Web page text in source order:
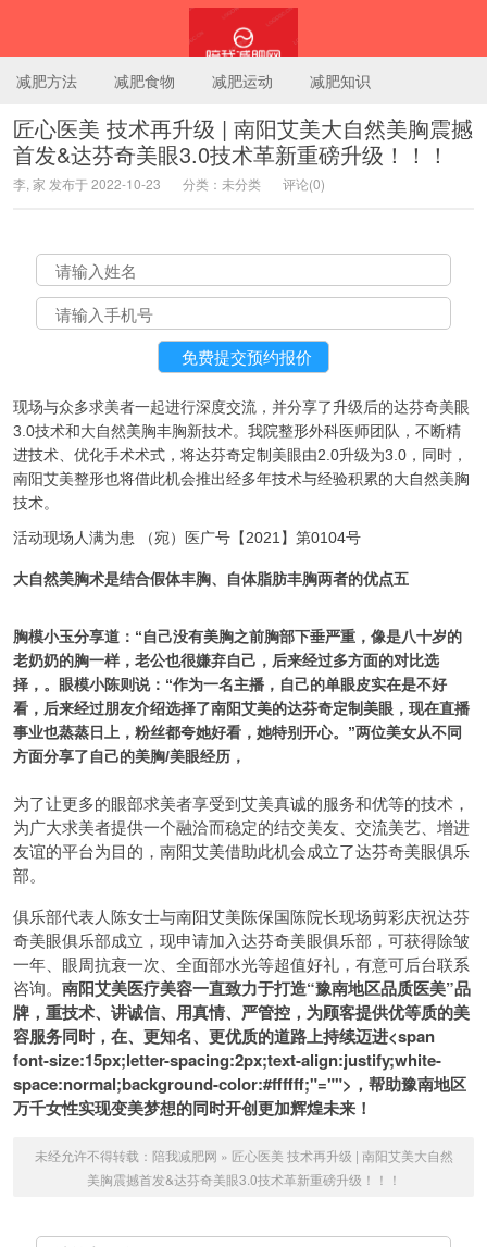
陪我减肥网
减肥方法 减肥食物 减肥运动 减肥知识
匠心医美 技术再升级 | 南阳艾美大自然美胸震撼
首发&达芬奇美眼3.0技术革新重磅升级！！！
李, 家 发布于 2022-10-23 分类：未分类 评论(0)
现场与众多求美者一起进行深度交流，并分享了升级后的达芬奇美眼
3.0技术和大自然美胸丰胸新技术。我院整形外科医师团队，不断精
进技术、优化手术术式，将达芬奇定制美眼由2.0升级为3.0，同时，
南阳艾美整形也将借此机会推出经多年技术与经验积累的大自然美胸
技术。
活动现场人满为患 （宛）医广号【2021】第0104号
大自然美胸术是结合假体丰胸、自体脂肪丰胸两者的优点五
胸模小玉分享道：“自己没有美胸之前胸部下垂严重，像是八十岁的
老奶奶的胸一样，老公也很嫌弃自己，后来经过多方面的对比选
择， 。眼模小陈则说：“作为一名主播，自己的单眼皮实在是不好
看，后来经过朋友介绍选择了南阳艾美的达芬奇定制美眼，现在直播
事业也蒸蒸日上，粉丝都夸她好看，她特别开心。”两位美女从不同
方面分享了自己的美胸/美眼经历，
为了让更多的眼部求美者享受到艾美真诚的服务和优等的技术，
为广大求美者提供一个融洽而稳定的结交美友、交流美艺、增进
友谊的平台为目的，南阳艾美借助此机会成立了达芬奇美眼俱乐
部。
俱乐部代表人陈女士与南阳艾美陈保国陈院长现场剪彩庆祝达芬
奇美眼俱乐部成立，现申请加入达芬奇美眼俱乐部，可获得除皱
一年、眼周抗衰一次、全面部水光等超值好礼，有意可后台联系
咨询。 南阳艾美医疗美容一直致力于打造“豫南地区品质医美”品
牌，重技术、讲诚信、用真情、严管控， 为顾客提供优等质的美
容服务同时，在、更知名、更优质的道路上持续迈进<span
font-size:15px;letter-spacing:2px;text-align:justify;white-
space:normal;background-color:#ffffff;"="">，帮助豫南地区
万千女性实现变美梦想的同时开创更加辉煌未来！
未经允许不得转载： 陪我减肥网 » 匠心医美 技术再升级 | 南阳艾美大自然
美胸震撼首发&达芬奇美眼3.0技术革新重磅升级！！！